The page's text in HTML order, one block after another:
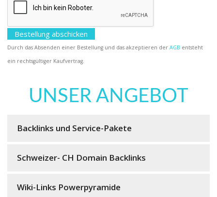
Durch das Absenden einer Bestellung und das akzeptieren der AGB entsteht
ein rechtsgültiger Kaufvertrag.
UNSER ANGEBOT
Backlinks und Service-Pakete
Schweizer- CH Domain Backlinks
Wiki-Links Powerpyramide